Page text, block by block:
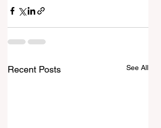
Recent Posts See All